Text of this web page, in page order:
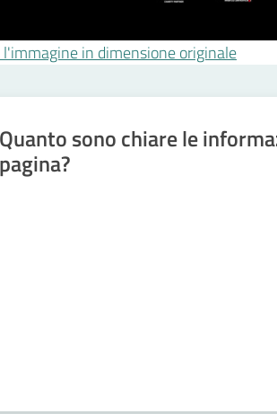
l'immagine in dimensione originale
Quanto sono chiare le
pagina?